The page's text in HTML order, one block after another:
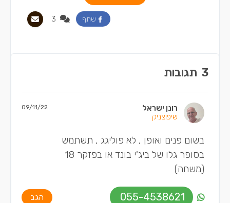
שתף
3 תגובות
רונן ישראל
שיפוצניק
09/11/22
בשום פנים ואופן , לא פוליגג , תשתמש
בסופר גלו של ביג'י בונד או בפזקר 18
(משחה)
055-4538621 הגב